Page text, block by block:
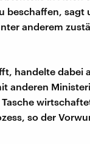
beschaffen, sagt
anderem
handelte dabei
anderen
so der